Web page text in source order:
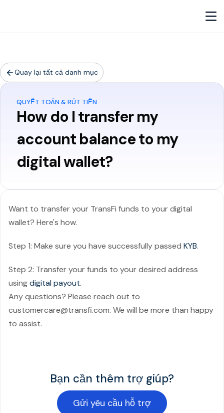
Quay lại tất cả danh mục
QUYẾT TOÁN & RÚT TIỀN
How do I transfer my
account balance to my
digital wallet?
Want to transfer your TransFi funds to your digital
wallet? Here's how.
Step 1: Make sure you have successfully passed KYB.
Step 2: Transfer your funds to your desired address
usingdigital payout.
Any questions? Please reach out to
customercare@transfi.com. We will be more than happy
to assist.
Bạn cần thêm trợ giúp?
Gửi yêu cầu hỗ trợ